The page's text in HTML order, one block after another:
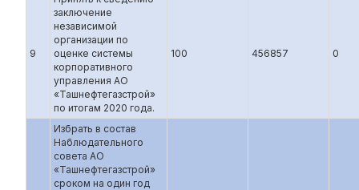
9
заключение
независимой
организации по
оценке системы
корпоративного
управления АО
«Ташнефтегазстрой»
по итогам 2020 года.
100 456857 0
Избрать в состав
Наблюдательного
совета АО
«Ташнефтегазстрой»
сроком на один год